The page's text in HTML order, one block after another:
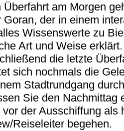
am Morgen
der in einem
Wissenswerte zu
Art und Weise
die letzte
sich nochmals die
Stadtrundgang
Sie den Nachmittag
der Ausschiffung
Reiseleiter begehen.